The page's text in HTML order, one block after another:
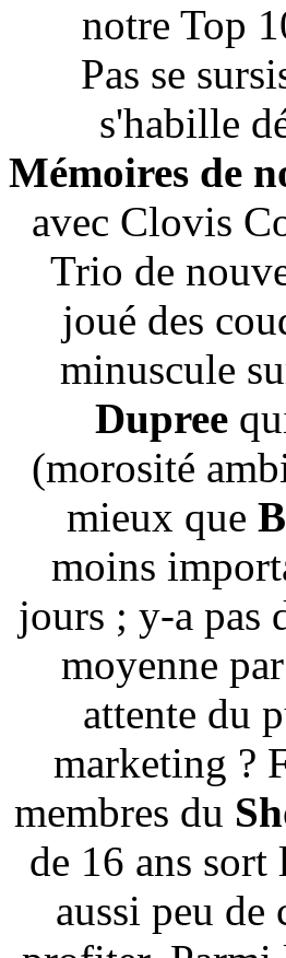
notre Top
Pas se
s'habille
Mémoires de
avec Clovis
Trio de
joué des
minuscule
Dupree
(morosité
mieux que
moins
jours ; y-a pas
moyenne
attente du
marketing ?
membres du
de 16 ans
aussi peu